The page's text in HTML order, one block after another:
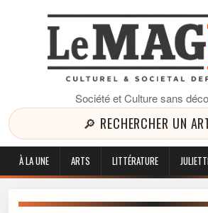
Société et Culture sans
🔎 RECHERCHER UN
À LA UNE ARTS LITTÉRATURE